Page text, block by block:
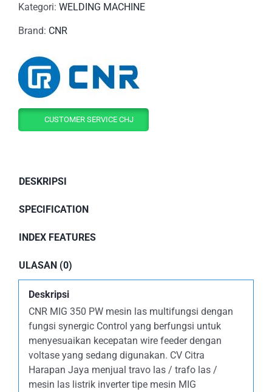
Kategori: WELDING MACHINE
Brand: CNR
CUSTOMER SERVICE CHJ
DESKRIPSI
SPECIFICATION
INDEX FEATURES
ULASAN (0)
Deskripsi
CNR MIG 350 PW mesin las multifungsi dengan
fungsi synergic Control yang berfungsi untuk
menyesuaikan kecepatan wire feeder dengan
voltase yang sedang digunakan. CV Citra
Harapan Jaya menjual travo las / trafo las /
mesin las listrik inverter tipe mesin MIG